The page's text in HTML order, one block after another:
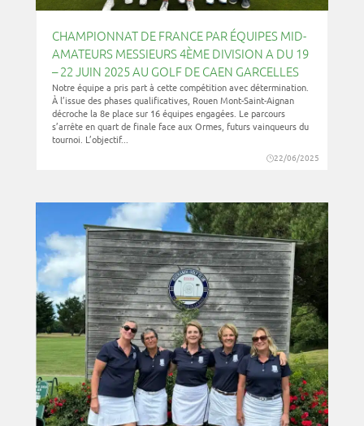
CHAMPIONNAT DE FRANCE PAR ÉQUIPES MID-
AMATEURS MESSIEURS 4ÈME DIVISION A DU 19
– 22 JUIN 2025 AU GOLF DE CAEN GARCELLES
22/06/2025
Notre équipe a pris part à cette compétition avec détermination.
À l’issue des phases qualificatives, Rouen Mont-Saint-Aignan
décroche la 8e place sur 16 équipes engagées. Le parcours
s’arrête en quart de finale face aux Ormes, futurs vainqueurs du
tournoi. L’objectif...